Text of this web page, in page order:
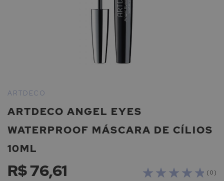
para
início
Galeria
de
imagens
ARTDECO ANGEL EYES
WATERPROOF MÁSCARA DE CÍLIOS
10ML
ARTDECO
( 0 )
R$ 76,61